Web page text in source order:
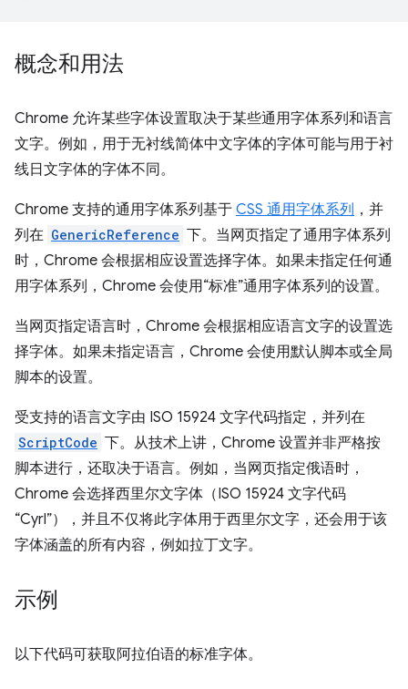
概念和用法
Chrome 允许某些字体设置取决于某些通用字体系列和语言
文字。例如，用于无衬线简体中文字体的字体可能与用于衬
线日文字体的字体不同。
Chrome 支持的通用字体系列基于 CSS 通用字体系列 ，并
列在 GenericReference 下。当网页指定了通用字体系列
时，Chrome 会根据相应设置选择字体。如果未指定任何通
用字体系列，Chrome 会使用“标准”通用字体系列的设置。
当网页指定语言时，Chrome 会根据相应语言文字的设置选
择字体。如果未指定语言，Chrome 会使用默认脚本或全局
脚本的设置。
受支持的语言文字由 ISO 15924 文字代码指定，并列在
ScriptCode 下。从技术上讲，Chrome 设置并非严格按
脚本进行，还取决于语言。例如，当网页指定俄语时，
Chrome 会选择西里尔文字体（ISO 15924 文字代码
“Cyrl”），并且不仅将此字体用于西里尔文字，还会用于该
字体涵盖的所有内容，例如拉丁文字。
示例
以下代码可获取阿拉伯语的标准字体。